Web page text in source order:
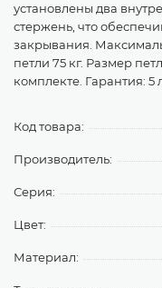
установлены два
стержень, что
закрывания.
петли 75 кг. Размер
комплекте. Гарантия: 5
Код товара:
Производитель:
Серия:
Цвет:
Материал: